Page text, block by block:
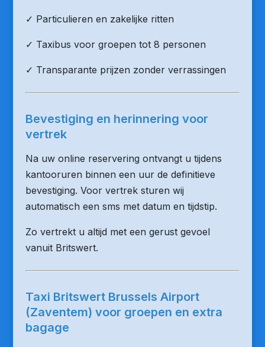
✓ Particulieren en zakelijke ritten
✓ Taxibus voor groepen tot 8 personen
✓ Transparante prijzen zonder verrassingen
Bevestiging en herinnering voor
vertrek
Na uw online reservering ontvangt u tijdens
kantooruren binnen een uur de definitieve
bevestiging. Voor vertrek sturen wij
automatisch een sms met datum en tijdstip.
Zo vertrekt u altijd met een gerust gevoel
vanuit Britswert.
Taxi Britswert Brussels Airport
(Zaventem) voor groepen en extra
bagage